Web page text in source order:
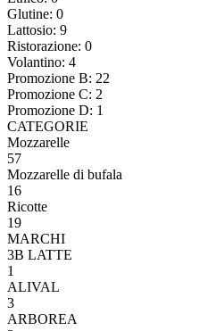
Glutine: 0
Lattosio: 9
Ristorazione: 0
Volantino: 4
Promozione B: 22
Promozione C: 2
Promozione D: 1
CATEGORIE
Mozzarelle
57
Mozzarelle di bufala
16
Ricotte
19
MARCHI
3B LATTE
1
ALIVAL
3
ARBOREA